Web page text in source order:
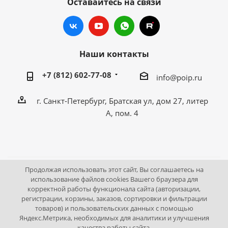
Наши контакты
+7 (812) 602-77-08 info@poip.ru
г. Санкт-Петербург, Братская ул, дом 27, литер
А, пом. 4
2009 - 2026 © Промышленное оборудование Интернет
портал.
195043, г. Санкт-Петербург, Братская ул, дом 27, литер А,
пом. 4
Продолжая использовать этот сайт, Вы соглашаетесь на
использование файлов cookies Вашего браузера для
корректной работы функционала сайта (авторизации,
регистрации, корзины, заказов, сортировки и фильтрации
товаров) и пользовательских данных с помощью
Яндекс.Метрика, необходимых для аналитики и улучшения